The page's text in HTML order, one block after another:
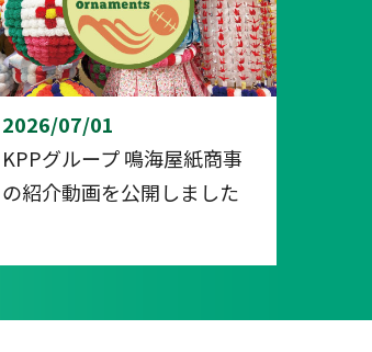
2026/07/01
KPPグループ 鳴海屋紙商事
の紹介動画を公開しました